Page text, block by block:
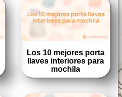
Los 10 mejores porta
llaves interiores para
mochila